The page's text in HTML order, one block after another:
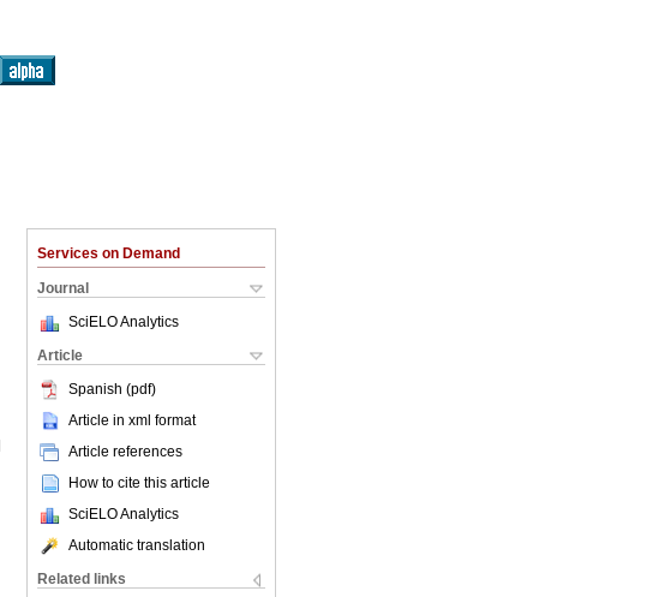
Services on Demand
Journal
SciELO Analytics
Article
Spanish (pdf)
Article in xml format
Article references
How to cite this article
SciELO Analytics
Automatic translation
Related links